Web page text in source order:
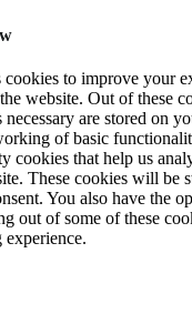
cookies to improve your
website. Out of these
necessary are stored on
of basic
cookies that help us
These cookies will be
You also have the
out of some of these